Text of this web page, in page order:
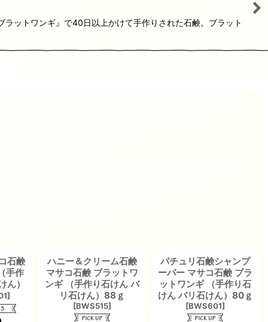
ットワンギ』で40日以上かけて手作りされた石鹸。ブラット
石鹸
手作
ん）
]
ハニー＆クリーム石鹸
マサコ石鹸 ブラットワ
ンギ （手作り石けん バ
リ石けん）88ｇ
[BWS515]
パチュリ石鹸シャンプ
ーバー マサコ石鹸 ブラ
ットワンギ （手作り石
けん バリ石けん）80ｇ
[BWS601]